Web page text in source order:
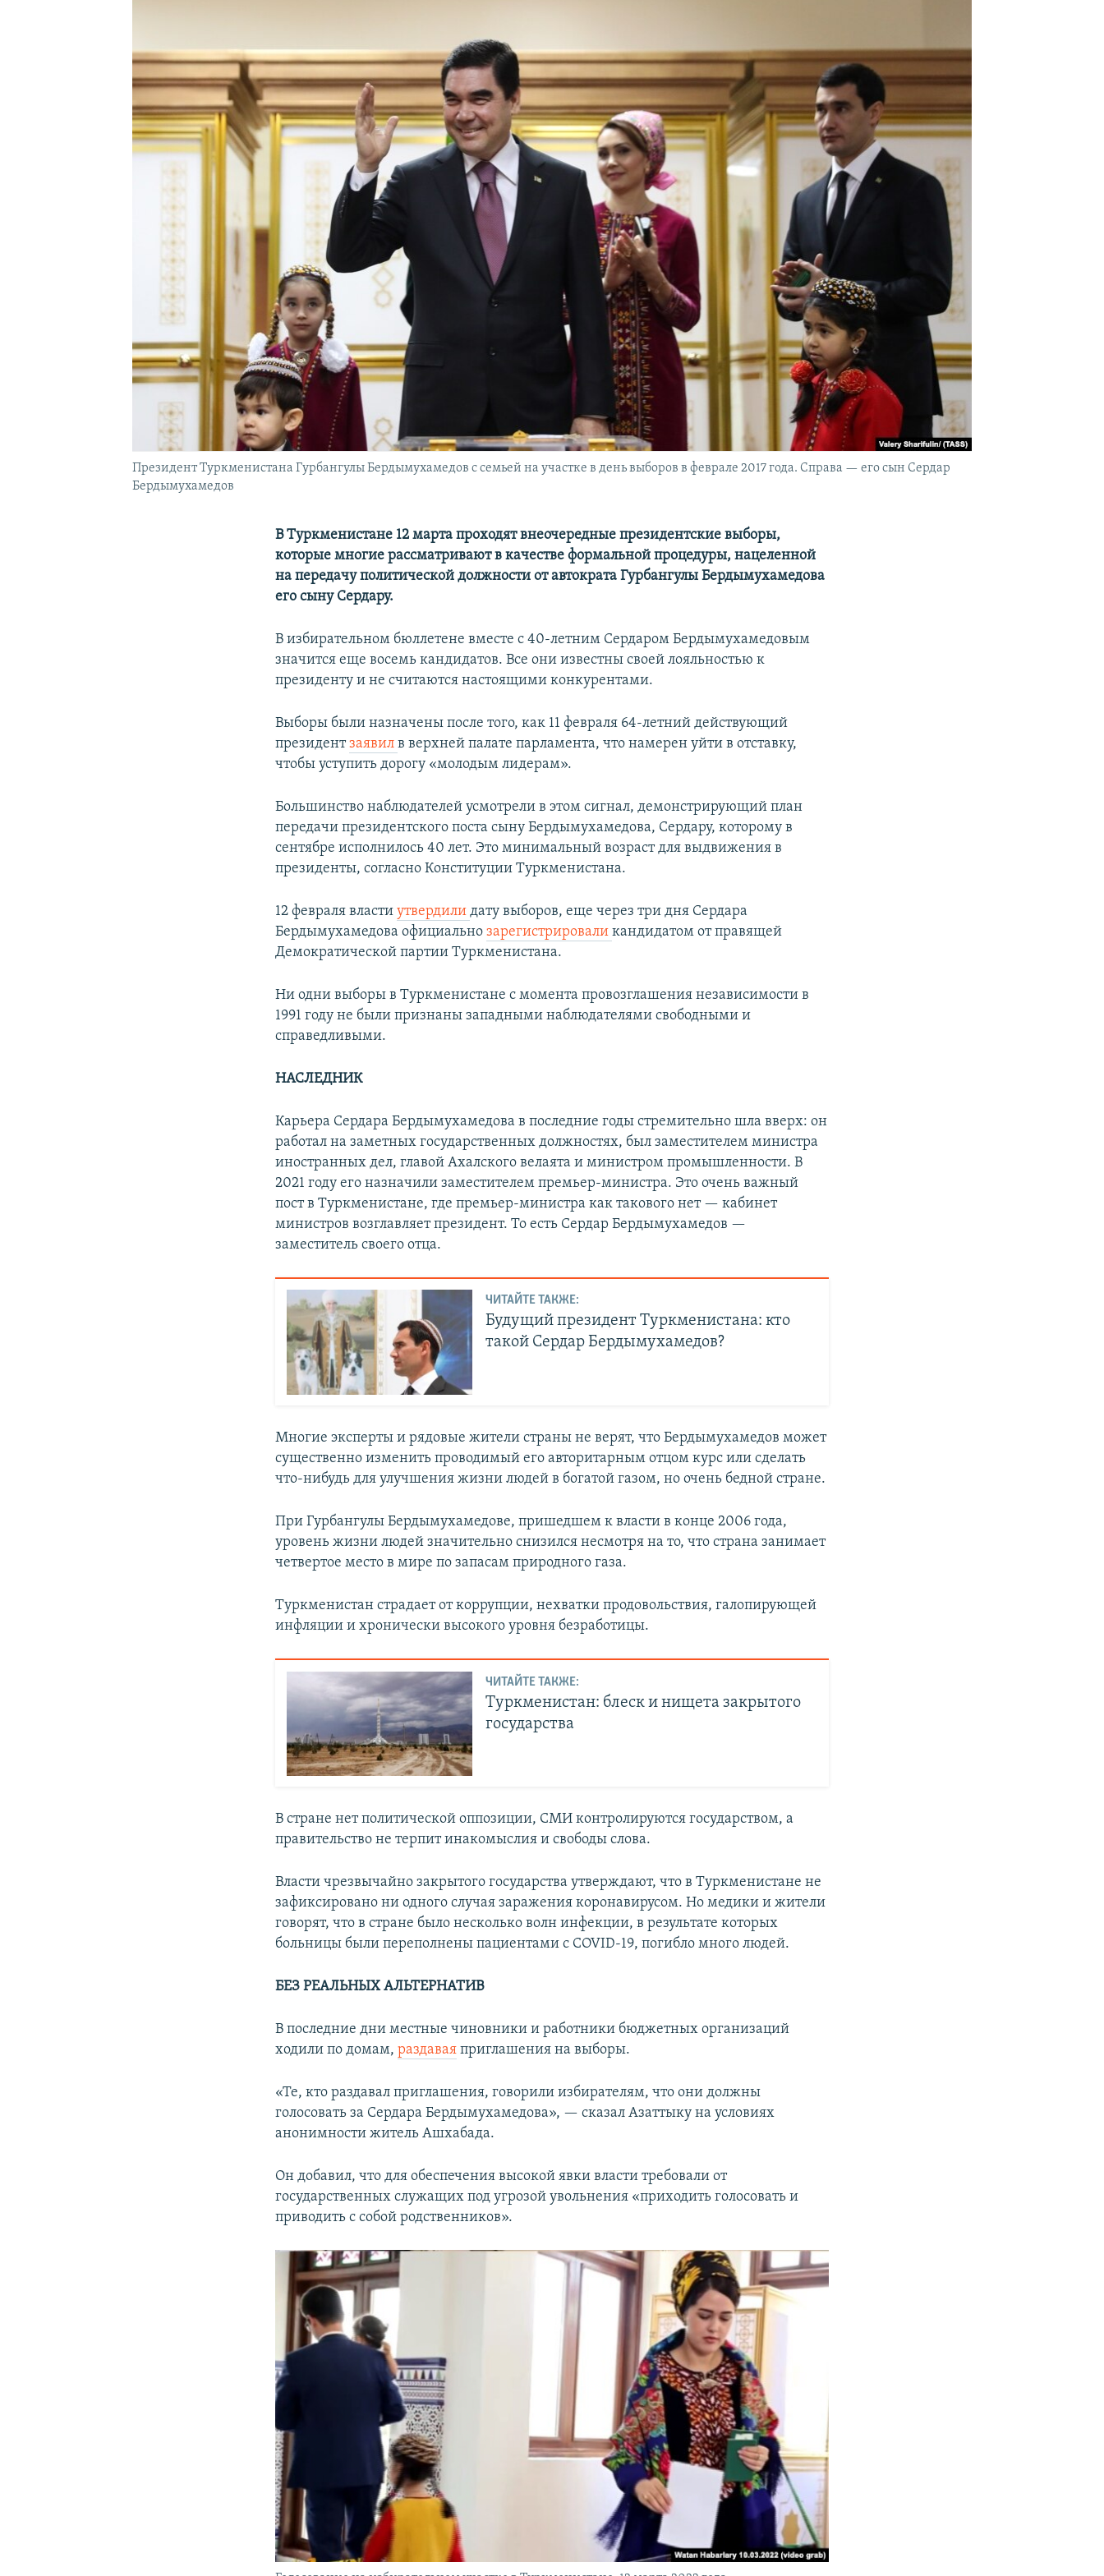
Президент Туркменистана Гурбангулы Бердымухамедов с семьей на участке в день выборов в феврале 2017 года. Справа — его сын Сердар
Бердымухамедов
В Туркменистане 12 марта проходят внеочередные президентские выборы,
которые многие рассматривают в качестве формальной процедуры, нацеленной
на передачу политической должности от автократа Гурбангулы Бердымухамедова
его сыну Сердару.
В избирательном бюллетене вместе с 40-летним Сердаром Бердымухамедовым
значится еще восемь кандидатов. Все они известны своей лояльностью к
президенту и не считаются настоящими конкурентами.
Выборы были назначены после того, как 11 февраля 64-летний действующий
президентзаявилв верхней палате парламента, что намерен уйти в отставку,
чтобы уступить дорогу «молодым лидерам».
Большинство наблюдателей усмотрели в этом сигнал, демонстрирующий план
передачи президентского поста сыну Бердымухамедова, Сердару, которому в
сентябре исполнилось 40 лет. Это минимальный возраст для выдвижения в
президенты, согласно Конституции Туркменистана.
12 февраля властиутвердилидату выборов, еще через три дня Сердара
Бердымухамедова официальнозарегистрироваликандидатом от правящей
Демократической партии Туркменистана.
Ни одни выборы в Туркменистане с момента провозглашения независимости в
1991 году не были признаны западными наблюдателями свободными и
справедливыми.
НАСЛЕДНИК
Карьера Сердара Бердымухамедова в последние годы стремительно шла вверх: он
работал на заметных государственных должностях, был заместителем министра
иностранных дел, главой Ахалского велаята и министром промышленности. В
2021 году его назначили заместителем премьер-министра. Это очень важный
пост в Туркменистане, где премьер-министра как такового нет — кабинет
министров возглавляет президент. То есть Сердар Бердымухамедов —
заместитель своего отца.
ЧИТАЙТЕ ТАКЖЕ:
Будущий президент Туркменистана: кто
такой Сердар Бердымухамедов?
Многие эксперты и рядовые жители страны не верят, что Бердымухамедов может
существенно изменить проводимый его авторитарным отцом курс или сделать
что-нибудь для улучшения жизни людей в богатой газом, но очень бедной стране.
При Гурбангулы Бердымухамедове, пришедшем к власти в конце 2006 года,
уровень жизни людей значительно снизился несмотря на то, что страна занимает
четвертое место в мире по запасам природного газа.
Туркменистан страдает от коррупции, нехватки продовольствия, галопирующей
инфляции и хронически высокого уровня безработицы.
ЧИТАЙТЕ ТАКЖЕ:
Туркменистан: блеск и нищета закрытого
государства
В стране нет политической оппозиции, СМИ контролируются государством, а
правительство не терпит инакомыслия и свободы слова.
Власти чрезвычайно закрытого государства утверждают, что в Туркменистане не
зафиксировано ни одного случая заражения коронавирусом. Но медики и жители
говорят, что в стране было несколько волн инфекции, в результате которых
больницы были переполнены пациентами с COVID-19, погибло много людей.
БЕЗ РЕАЛЬНЫХ АЛЬТЕРНАТИВ
В последние дни местные чиновники и работники бюджетных организаций
ходили по домам,раздавая приглашения на выборы.
«Те, кто раздавал приглашения, говорили избирателям, что они должны
голосовать за Сердара Бердымухамедова», — сказал Азаттыку на условиях
анонимности житель Ашхабада.
Он добавил, что для обеспечения высокой явки власти требовали от
государственных служащих под угрозой увольнения «приходить голосовать и
приводить с собой родственников».